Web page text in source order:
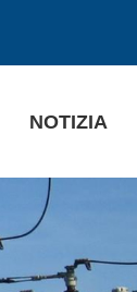
NOTIZIA